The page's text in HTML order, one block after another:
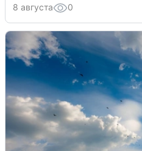
8 августа 0